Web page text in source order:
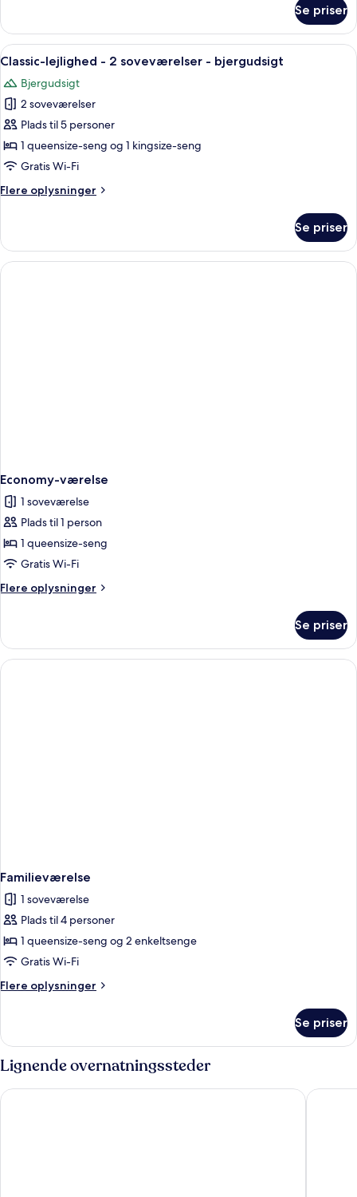
værelse
balkon
bjergudsigt
Se priser
Indlæs
alle
billeder
af
Classic-
lejlighed
-
soveværelser
Et soveværelse med seng, bænk, et
1
Classic-lejlighed - 2 soveværelser - bjergudsigt
Bjergudsigt
2 soveværelser
Plads til 5 personer
1 queensize-seng og 1 kingsize-seng
Gratis Wi-Fi
Flere oplysninger
Flere
lejlighed
2
Se priser
Economy-værelse
1 soveværelse
Plads til 1 person
1 queensize-seng
Gratis Wi-Fi
Flere oplysninger
Flere
værelse
Se priser
Familieværelse
1 soveværelse
Plads til 4 personer
1 queensize-seng og 2 enkeltsenge
Gratis Wi-Fi
Flere oplysninger
Flere
Se priser
Lignende overnatningssteder
Parc Hotel San Pietro The